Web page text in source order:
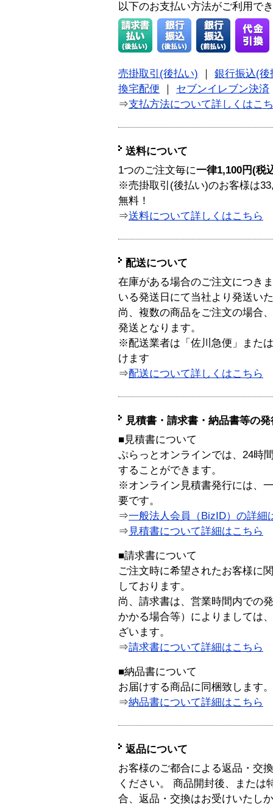
以下のお支払い方法がご利用で
売掛取引(後払い)
銀行振込(後
換宅配便
セブンイレブン決済
⇒支払方法について詳しくはこ
送料について
1つのご注文毎に一律1,100円(税
※売掛取引(後払い)のお客様は
無料！
⇒送料について詳しくはこちら
配送について
在庫がある場合のご注文につき
いる発送日にて当社より発送い
尚、複数の商品をご注文の場合
発送となります。
※配送業者は「佐川急便」また
けます
⇒配送について詳しくはこちら
見積書・請求書・納品書等の
■見積書について
ぷらっとオンラインでは、24時
することができます。
※オンライン見積書発行には、
要です。
⇒一般法人会員（BizID）の詳細
⇒ 見積書について詳細はこちら
■請求書について
ご注文時に希望されたお客様に
しております。
尚、請求書は、営業時間内での
かかる場合等）によりましては
ざいます。
⇒請求書について詳細はこちら
■納品書について
お届けする商品に同梱致します。
⇒納品書について詳細はこちら
返品について
お客様のご都合による返品・交
ください。 商品開封後、または
合、返品・交換はお受けいたし